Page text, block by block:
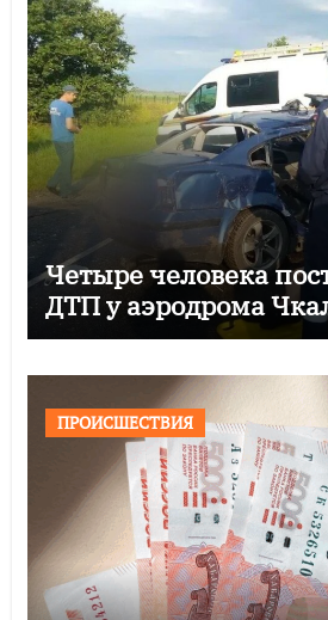
Четыре человека
ДТП у аэродрома
ПРОИСШЕСТВИЯ